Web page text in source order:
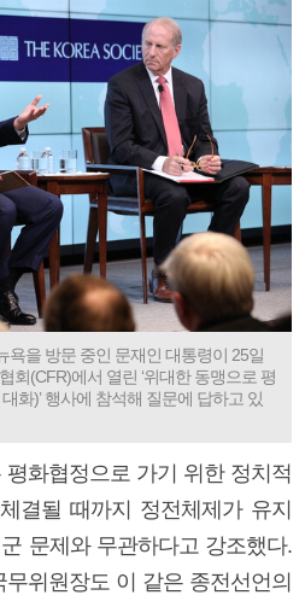
욕을 방문 중인 문재인 대통령이 25일
회(CFR)에서 열린 ‘위대한 동맹으로 평
화)’ 행사에 참석해 질문에 답하고 있
평화협정으로 가기 위한 정치적
결될 때까지 정전체제가 유지
문제와 무관하다고 강조했다.
위원장도 이 같은 종전선언의